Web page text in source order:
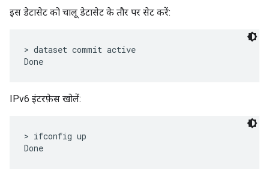
इस डेटासेट को चालू डेटासेट के तौर पर सेट करें:
> dataset commit active
IPv6 इंटरफ़ेस खोलें:
> ifconfig up